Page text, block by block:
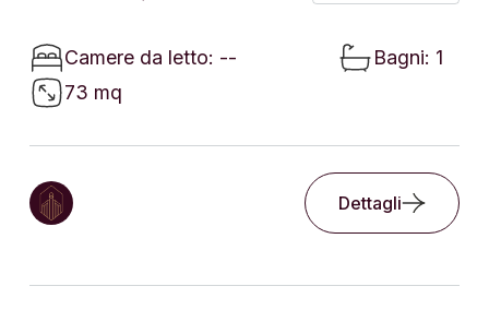
Camere da letto: --
Bagni: 1
73 mq
Dettagli